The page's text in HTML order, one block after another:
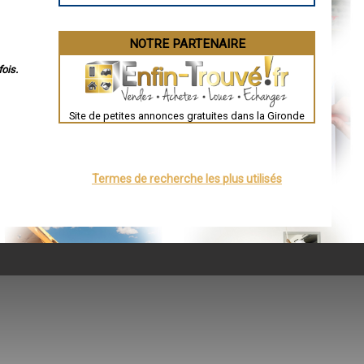
NOTRE PARTENAIRE
Site de petites annonces gratuites dans la Gironde
Termes de recherche les plus utilisés